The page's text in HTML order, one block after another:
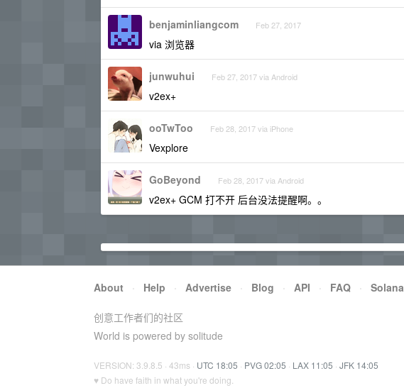
benjaminliangcom Feb 27, 2017
via 浏览器
junwuhui Feb 27, 2017 via Android
v2ex+
ooTwToo Feb 28, 2017 via iPhone
Vexplore
GoBeyond Feb 28, 2017 via Android
v2ex+ GCM 打不开 后台没法提醒啊。。
About · Help · Advertise · Blog · API · FAQ · Solana
创意工作者们的社区
World is powered by solitude
VERSION: 3.9.8.5 · 43ms · UTC 18:05 · PVG 02:05 · LAX 11:05 · JFK 14:05
♥ Do have faith in what you're doing.